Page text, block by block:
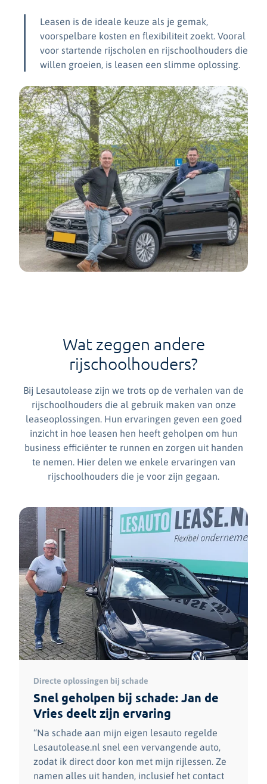
Leasen is de ideale keuze als je gemak,
voorspelbare kosten en flexibiliteit zoekt. Vooral
voor startende rijscholen en rijschoolhouders die
willen groeien, is leasen een slimme oplossing.
Wat zeggen andere
rijschoolhouders?
Bij Lesautolease zijn we trots op de verhalen van de
rijschoolhouders die al gebruik maken van onze
leaseoplossingen. Hun ervaringen geven een goed
inzicht in hoe leasen hen heeft geholpen om hun
business efficiënter te runnen en zorgen uit handen
te nemen. Hier delen we enkele ervaringen van
rijschoolhouders die je voor zijn gegaan.
Directe oplossingen bij schade
Snel geholpen bij schade: Jan de
Vries deelt zijn ervaring
“Na schade aan mijn eigen lesauto regelde
Lesautolease.nl snel een vervangende auto,
zodat ik direct door kon met mijn rijlessen. Ze
namen alles uit handen, inclusief het contact